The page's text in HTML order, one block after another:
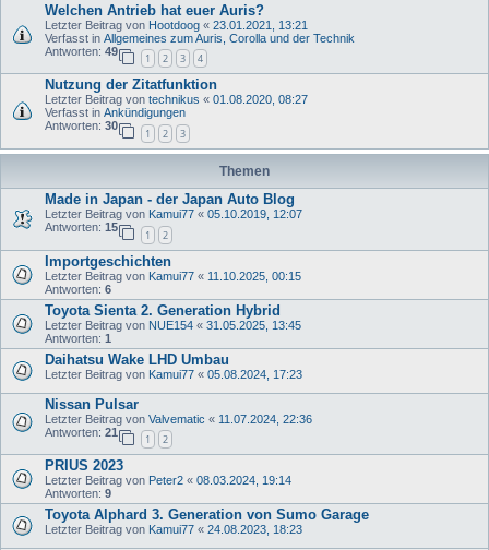
Welchen Antrieb hat euer Auris?
Letzter Beitrag von Hootdoog « 23.01.2021, 13:21
Verfasst in Allgemeines zum Auris, Corolla und der Technik
Antworten: 49
1 2 3 4
Nutzung der Zitatfunktion
Letzter Beitrag von technikus « 01.08.2020, 08:27
Verfasst in Ankündigungen
Antworten: 30
1 2 3
Themen
Made in Japan - der Japan Auto Blog
Letzter Beitrag von Kamui77 « 05.10.2019, 12:07
Antworten: 15
1 2
Importgeschichten
Letzter Beitrag von Kamui77 « 11.10.2025, 00:15
Antworten: 6
Toyota Sienta 2. Generation Hybrid
Letzter Beitrag von NUE154 « 31.05.2025, 13:45
Antworten: 1
Daihatsu Wake LHD Umbau
Letzter Beitrag von Kamui77 « 05.08.2024, 17:23
Nissan Pulsar
Letzter Beitrag von Valvematic « 11.07.2024, 22:36
Antworten: 21
1 2
PRIUS 2023
Letzter Beitrag von Peter2 « 08.03.2024, 19:14
Antworten: 9
Toyota Alphard 3. Generation von Sumo Garage
Letzter Beitrag von Kamui77 « 24.08.2023, 18:23